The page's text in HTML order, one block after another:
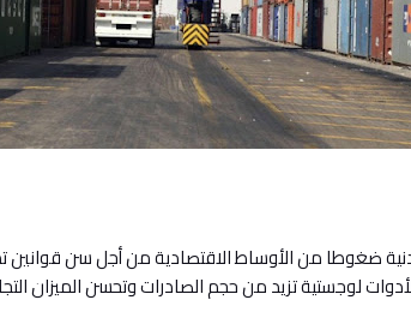
ضغوطا من الأوساط الاقتصادية من أجل سن قوانين
لوجستية تزيد من حجم الصادرات وتحسن الميزان